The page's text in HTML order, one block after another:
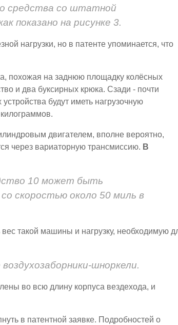
средства со штатной
показано на рисунке 3.
нагрузки, но в патенте упоминается, что
похожая на заднюю площадку колёсных
и два буксирных крюка. Сзади - почти
будут иметь нагрузочную
двигателем, вполне вероятно,
через вариаторную трансмиссию. В
10 может быть
скоростью около 50 миль в
такой машины и нагрузку, необходимую
шноркели.
во всю длину корпуса вездехода, и
в патентной заявке. Подробностей о